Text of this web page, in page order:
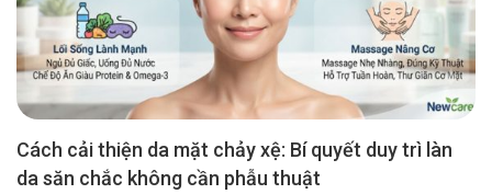
Cách cải thiện da mặt chảy xệ: Bí quyết duy trì làn
da săn chắc không cần phẫu thuật